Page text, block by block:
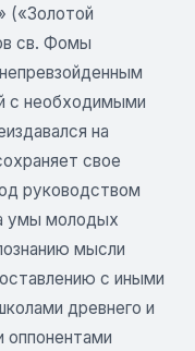
(«Золотой
св. Фомы
с необходимыми
на
свое
руководством
умы молодых
мысли
с иными
древнего и
оппонентами